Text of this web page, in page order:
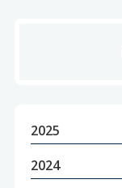
2025
2024